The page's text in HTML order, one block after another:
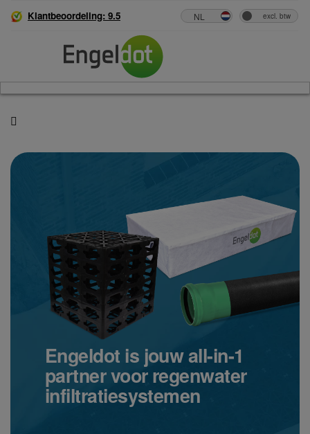
Klantbeoordeling: 9.5
Engeldot is jouw all-in-1
partner voor regenwater
infiltratiesystemen